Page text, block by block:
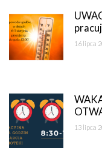
16 lipca
13 lipca